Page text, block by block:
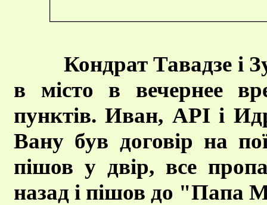
Кондрат Тавадзе і
в місто в вечернее
пунктів. Иван, API і
Вану був договір на
пішов у двір, все
назад і пішов до "Папа